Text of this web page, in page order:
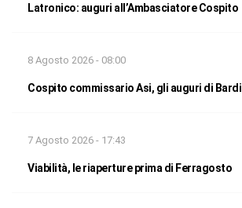
Latronico: auguri all’Ambasciatore Cospito
8 Agosto 2026 - 08:00
Cospito commissario Asi, gli auguri di Bardi
7 Agosto 2026 - 17:43
Viabilità, le riaperture prima di Ferragosto